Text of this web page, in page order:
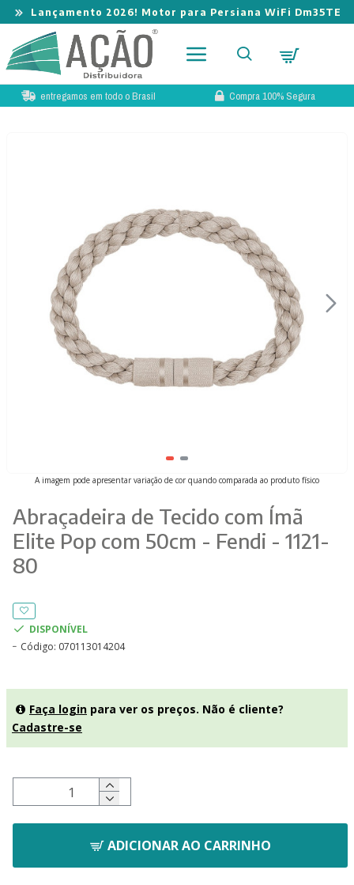
Lançamento 2026! Novo Book de Tecidos para Cortina
entregamos em todo o Brasil Compra 100% Segura
A imagem pode apresentar variação de cor quando comparada ao produto físico
Abraçadeira de Tecido com Ímã
Elite Pop com 50cm - Fendi - 1121-
80
DISPONÍVEL
Código: 070113014204
Faça login para ver os preços. Não é cliente?
Cadastre-se
ADICIONAR AO CARRINHO